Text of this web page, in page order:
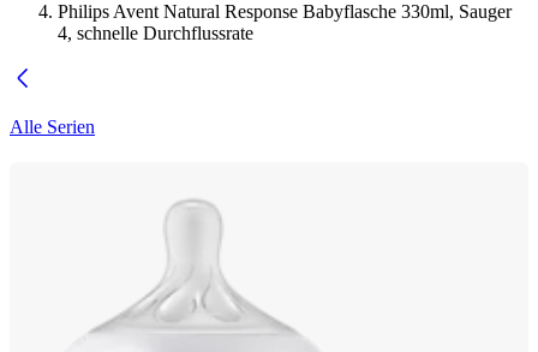
Philips Avent Natural Response Babyflasche 330ml, Sauger
4, schnelle Durchflussrate
Alle Serien